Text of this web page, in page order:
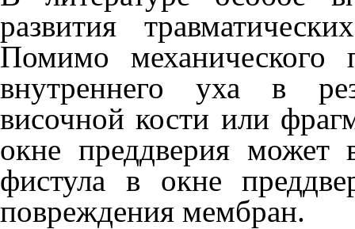
развития
Помимо механического
внутреннего уха в
височной кости или
окне преддверия может
фистула в окне
повреждения мем­бран.